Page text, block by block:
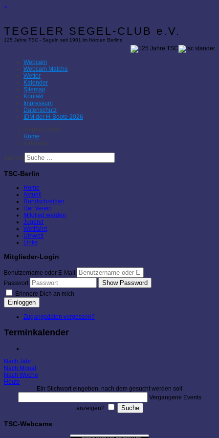
×
TEGELER SEGEL-CLUB e.V.
125 Jahre TSC - Segeln seit 1901 im Norden Berlins
Webcam
Webcam Malche
Wetter
Kalender
Sitemap
Kontakt
Impressum
Datenschutz
IDM der H-Boote 2026
Aktuelle Seite:
Home
Kalender
Suchen
TSC-Berlin
Home
Aktuell
Rundschreiben
Der Verein
Mitglied werden
Jugend
Wettfahrt
Umwelt
Links
Mitglieder-Login
Benutzername oder E-Mail
Passwort
Show Password
Erinnere Dich an mich
Einloggen
Zugangsdaten vergessen?
Terminkalender
Nach Jahr
Nach Monat
Nach Woche
Heute
Ein Stichwort eingeben, nach dem gesucht werden soll
Vergangene Events
anzeigen?
TSC-Webcams